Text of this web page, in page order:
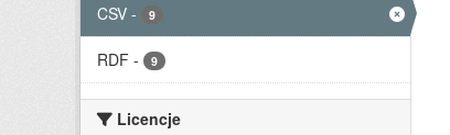
CSV - 9
RDF - 9
Licencje